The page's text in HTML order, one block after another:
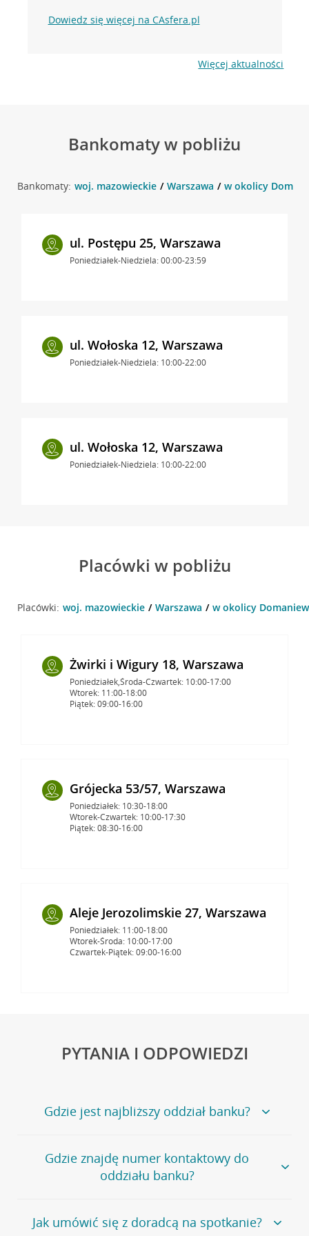
Dowiedz się więcej na CAsfera.pl
Więcej aktualności
Bankomaty w pobliżu
Bankomaty: woj. mazowieckie Warszawa w okolicy
ul. Postępu 25, Warszawa
Poniedziałek-Niedziela: 00:00-23:59
ul. Wołoska 12, Warszawa
Poniedziałek-Niedziela: 10:00-22:00
ul. Wołoska 12, Warszawa
Poniedziałek-Niedziela: 10:00-22:00
Placówki w pobliżu
Placówki: woj. mazowieckie Warszawa w okolicy
Żwirki i Wigury 18, Warszawa
Poniedziałek,Środa-Czwartek: 10:00-17:00
Wtorek: 11:00-18:00
Piątek: 09:00-16:00
Grójecka 53/57, Warszawa
Poniedziałek: 10:30-18:00
Wtorek-Czwartek: 10:00-17:30
Piątek: 08:30-16:00
Aleje Jerozolimskie 27, Warszawa
Poniedziałek: 11:00-18:00
Wtorek-Środa: 10:00-17:00
Czwartek-Piątek: 09:00-16:00
PYTANIA I ODPOWIEDZI
Gdzie jest najbliższy oddział banku?
Jeśli szukasz oddziału naszego banku, zapraszamy na
stronęPlacówki i bankomaty, na której znajduje się
wygodna wyszukiwarka.
oddziałów
Gdzie znajdę numer kontaktowy do
oddziału banku?
Bank Credit Agricole nie udostępnia ogólnego numeru
telefonu do placówki bankowej.
Jak umówić się z doradcą na spotkanie?